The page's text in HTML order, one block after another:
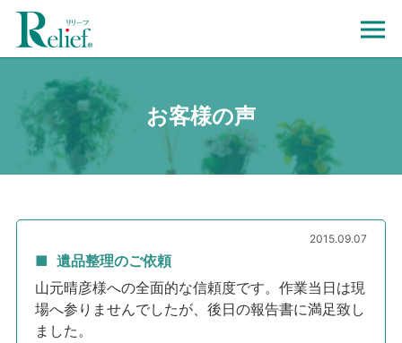
お客様の声
2015.09.07
遺品整理のご依頼
山元晴彦様への全面的な信頼度です。作業当日は現
場へ参りませんでしたが、後日の報告書に満足致し
ました。